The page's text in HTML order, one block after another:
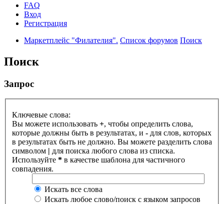
FAQ
Вход
Регистрация
Маркетплейс "Филателия". Список форумов Поиск
Поиск
Запрос
Ключевые слова:
Вы можете использовать +, чтобы определить слова,
которые должны быть в результатах, и - для слов, которых
в результатах быть не должно. Вы можете разделить слова
символом | для поиска любого слова из списка.
Используйте * в качестве шаблона для частичного
совпадения.
Искать все слова
Искать любое слово/поиск с языком запросов